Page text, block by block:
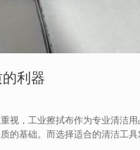
利器
视，工业擦拭布作为专业清洁
的基础。而选择适合的清洁工